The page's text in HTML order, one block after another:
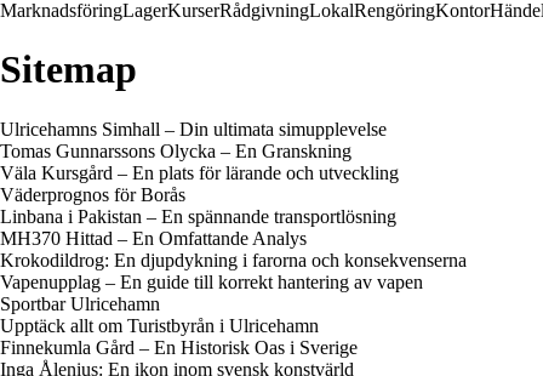
MarknadsföringLagerKurserRådgivningLokalRengöringKontor
Sitemap
Ulricehamns Simhall – Din ultimata simupplevelse
Tomas Gunnarssons Olycka – En Granskning
Väla Kursgård – En plats för lärande och utveckling
Väderprognos för Borås
Linbana i Pakistan – En spännande transportlösning
MH370 Hittad – En Omfattande Analys
Krokodildrog: En djupdykning i farorna och konsekvenserna
Vapenupplag – En guide till korrekt hantering av vapen
Sportbar Ulricehamn
Upptäck allt om Turistbyrån i Ulricehamn
Finnekumla Gård – En Historisk Oas i Sverige
Inga Ålenius: En ikon inom svensk konstvärld